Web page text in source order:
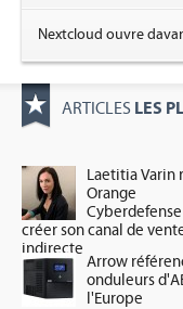
Nextcloud ouvre
ARTICLES LES
Laetitia Varin
Orange
créer son canal de
indirecte
Arrow
onduleurs
l'Europe